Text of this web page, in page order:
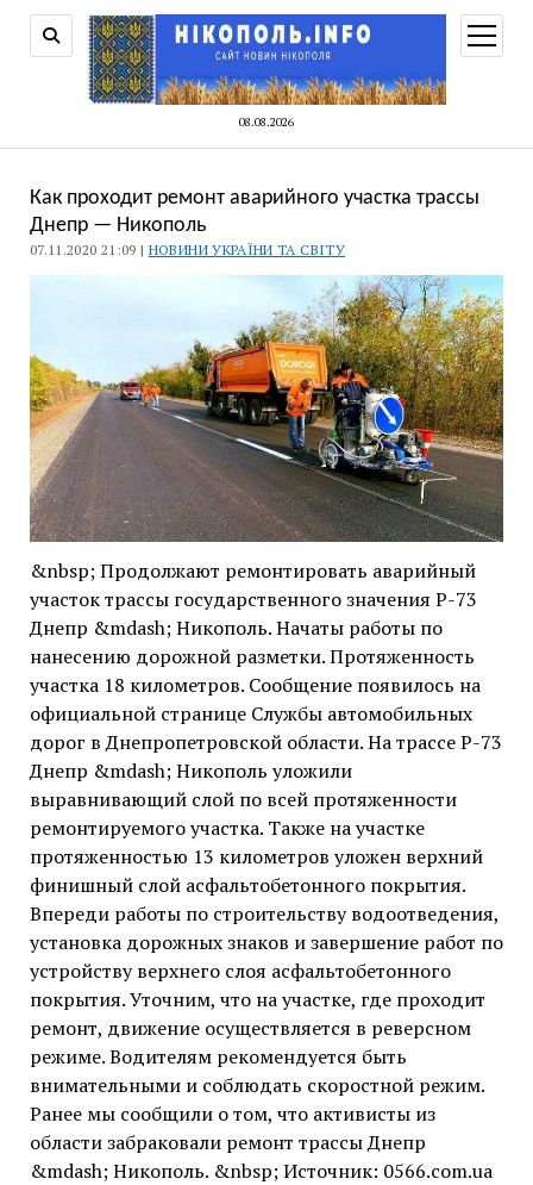
08.08.2026
меню
Как проходит ремонт аварийного участка трассы
Днепр — Никополь
07.11.2020 21:09 | НОВИНИ УКРАЇНИ ТА СВІТУ
&nbsp; Продолжают ремонтировать аварийный
участок трассы государственного значения Р-73
Днепр &mdash; Никополь. Начаты работы по
нанесению дорожной разметки. Протяженность
участка 18 километров. Сообщение появилось на
официальной странице Службы автомобильных
дорог в Днепропетровской области. На трассе Р-73
Днепр &mdash; Никополь уложили
выравнивающий слой по всей протяженности
ремонтируемого участка. Также на участке
протяженностью 13 километров уложен верхний
финишный слой асфальтобетонного покрытия.
Впереди работы по строительству водоотведения,
установка дорожных знаков и завершение работ по
устройству верхнего слоя асфальтобетонного
покрытия. Уточним, что на участке, где проходит
ремонт, движение осуществляется в реверсном
режиме. Водителям рекомендуется быть
внимательными и соблюдать скоростной режим.
Ранее мы сообщили о том, что активисты из
области забраковали ремонт трассы Днепр
&mdash; Никополь. &nbsp; Источник: 0566.com.ua